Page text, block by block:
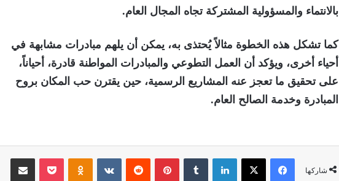
بالانتماء والمسؤولية المشتركة تجاه المجال العام.
كما تشكل هذه الخطوة مثالاً يُحتذى به، يمكن أن يلهم مبادرات مشابهة في
أحياء أخرى، ويؤكد أن العمل التطوعي والمبادرات المواطنة قادرة، أحياناً،
على تحقيق ما تعجز عنه المشاريع الرسمية، حين يقترن حب المكان بروح
المبادرة وخدمة الصالح العام.
شاركها
فيسبوك ‫X لينكدإن بينتيريست